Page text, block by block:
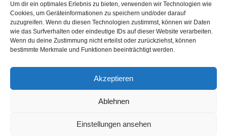
Um dir ein optimales Erlebnis zu bieten, verwenden wir Technologien wie
Cookies, um Geräteinformationen zu speichern und/oder darauf
zuzugreifen. Wenn du diesen Technologien zustimmst, können wir Daten
wie das Surfverhalten oder eindeutige IDs auf dieser Website verarbeiten.
Wenn du deine Zustimmung nicht erteilst oder zurückziehst, können
bestimmte Merkmale und Funktionen beeinträchtigt werden.
Akzeptieren
Ablehnen
Einstellungen ansehen
deutschen Freibädern. Wer schützt eigentlich noch die
Anständigen?